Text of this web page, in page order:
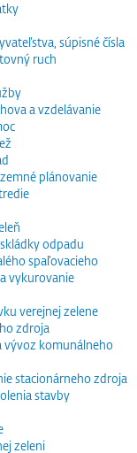
súpisné čísla
ruch
a vzdelávanie
plánovanie
odpadu
spaľovacieho
vykurovanie
verejnej zelene
zdroja
vývoz komunálneho
stacionárneho zdroja
stavby
zeleni